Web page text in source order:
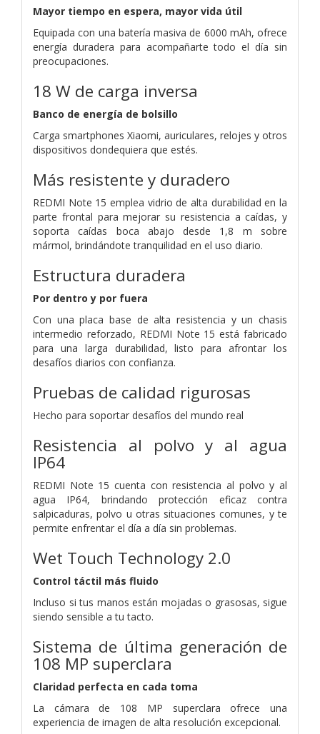
Mayor tiempo en espera, mayor vida útil
Equipada con una batería masiva de 6000 mAh, ofrece
energía duradera para acompañarte todo el día sin
preocupaciones.
18 W de carga inversa
Banco de energía de bolsillo
Carga smartphones Xiaomi, auriculares, relojes y otros
dispositivos dondequiera que estés.
Más resistente y duradero
REDMI Note 15 emplea vidrio de alta durabilidad en la
parte frontal para mejorar su resistencia a caídas, y
soporta caídas boca abajo desde 1,8 m sobre
mármol, brindándote tranquilidad en el uso diario.
Estructura duradera
Por dentro y por fuera
Con una placa base de alta resistencia y un chasis
intermedio reforzado, REDMI Note 15 está fabricado
para una larga durabilidad, listo para afrontar los
desafíos diarios con confianza.
Pruebas de calidad rigurosas
Hecho para soportar desafíos del mundo real
Resistencia al polvo y al agua
IP64
REDMI Note 15 cuenta con resistencia al polvo y al
agua IP64, brindando protección eficaz contra
salpicaduras, polvo u otras situaciones comunes, y te
permite enfrentar el día a día sin problemas.
Wet Touch Technology 2.0
Control táctil más fluido
Incluso si tus manos están mojadas o grasosas, sigue
siendo sensible a tu tacto.
Sistema de última generación de
108 MP superclara
Claridad perfecta en cada toma
La cámara de 108 MP superclara ofrece una
experiencia de imagen de alta resolución excepcional.